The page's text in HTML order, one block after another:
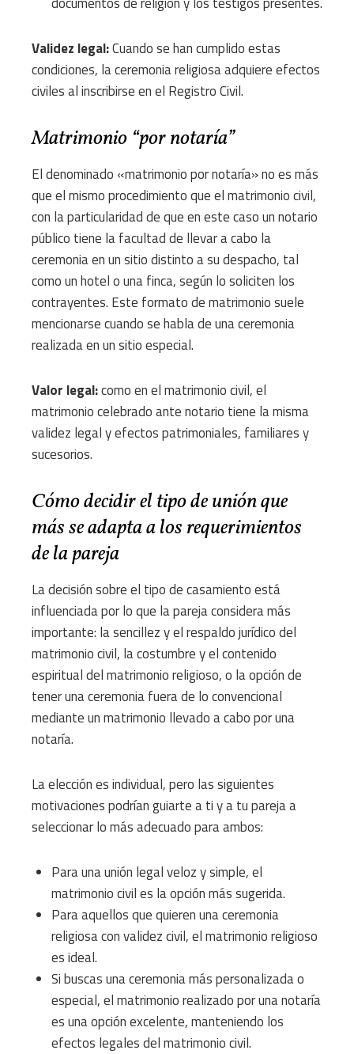
Validez legal:Cuando se han cumplido estas
condiciones, la ceremonia religiosa adquiere efectos
civiles al inscribirse en el Registro Civil.
Matrimonio “por notaría”
El denominado «matrimonio por notaría» no es más
que el mismo procedimiento que el matrimonio civil,
con la particularidad de que en este caso un notario
público tiene la facultad de llevar a cabo la
ceremonia en un sitio distinto a su despacho, tal
como un hotel o una finca, según lo soliciten los
contrayentes. Este formato de matrimonio suele
mencionarse cuando se habla de una ceremonia
realizada en un sitio especial.
Valor legal:como en el matrimonio civil, el
matrimonio celebrado ante notario tiene la misma
validez legal y efectos patrimoniales, familiares y
sucesorios.
Cómo decidir el tipo de unión que
más se adapta a los requerimientos
de la pareja
La decisión sobre el tipo de casamiento está
influenciada por lo que la pareja considera más
importante: la sencillez y el respaldo jurídico del
matrimonio civil, la costumbre y el contenido
espiritual del matrimonio religioso, o la opción de
tener una ceremonia fuera de lo convencional
mediante un matrimonio llevado a cabo por una
notaría.
La elección es individual, pero las siguientes
motivaciones podrían guiarte a ti y a tu pareja a
seleccionar lo más adecuado para ambos:
Para una unión legal veloz y simple, el
matrimonio civil es la opción más sugerida.
Para aquellos que quieren una ceremonia
religiosa con validez civil, el matrimonio religioso
es ideal.
Si buscas una ceremonia más personalizada o
especial, el matrimonio realizado por una notaría
es una opción excelente, manteniendo los
efectos legales del matrimonio civil.